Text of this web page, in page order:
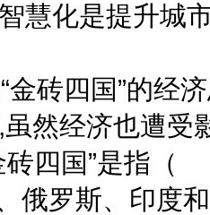
化是提升城市
砖四国”的经济
然经济也遭受
砖四国”是指（
罗斯、印度